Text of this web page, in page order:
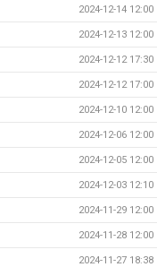
2024-12-14 12:00
2024-12-13 12:00
2024-12-12 17:30
2024-12-12 17:00
2024-12-10 12:00
2024-12-06 12:00
2024-12-05 12:00
2024-12-03 12:10
2024-11-29 12:00
2024-11-28 12:00
2024-11-27 18:38